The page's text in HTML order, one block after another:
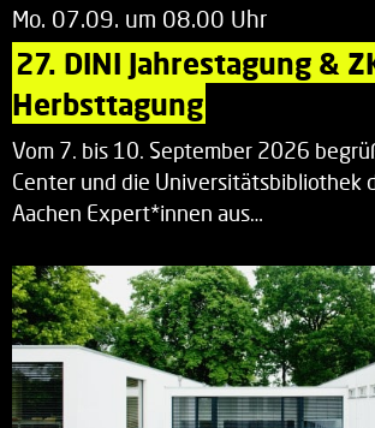
Mo. 07.09. um 08.00 Uhr
27. DINI Jahrestagung &
Herbsttagung
Vom 7. bis 10. September 2026
Center und die Universitätsbibliothek
Aachen Expert*innen aus…